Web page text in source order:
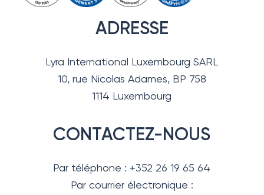
ADRESSE
Lyra International Luxembourg SARL
10, rue Nicolas Adames, BP 758
1114 Luxembourg
CONTACTEZ-NOUS
Par téléphone : +352 26 19 65 64
Par courrier électronique :